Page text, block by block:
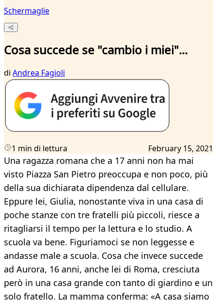
Schermaglie
Cosa succede se "cambio i miei"...
di Andrea Fagioli
1 min di lettura February 15, 2021
Una ragazza romana che a 17 anni non ha mai
visto Piazza San Pietro preoccupa e non poco, più
della sua dichiarata dipendenza dal cellulare.
Eppure lei, Giulia, nonostante viva in una casa di
poche stanze con tre fratelli più piccoli, riesce a
ritagliarsi il tempo per la lettura e lo studio. A
scuola va bene. Figuriamoci se non leggesse e
andasse male a scuola. Cosa che invece succede
ad Aurora, 16 anni, anche lei di Roma, cresciuta
però in una casa grande con tanto di giardino e un
solo fratello. La mamma conferma: «A casa siamo